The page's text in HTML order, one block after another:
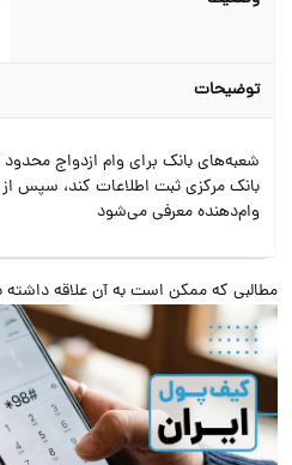
توضیحات
شعبه‌های بانک برای وام ازدواج محدود
بانک مرکزی ثبت اطلاعات کند، سپس از
وام‌دهنده معرفی ‌می‌شود
که ممکن است به آن علاقه داشته